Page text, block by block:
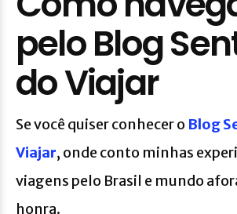
pelo Blog
do Viajar
Se você quiser conhecer o Blog
Viajar, onde conto minhas
viagens pelo Brasil e mundo
honra.